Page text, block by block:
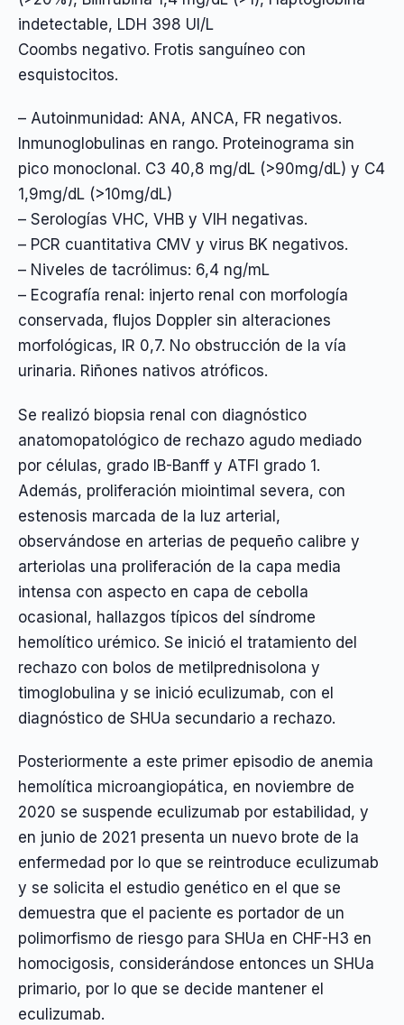
indetectable, LDH 398 UI/L
Coombs negativo. Frotis sanguíneo con
esquistocitos.
– Autoinmunidad: ANA, ANCA, FR negativos.
Inmunoglobulinas en rango. Proteinograma sin
pico monoclonal. C3 40,8 mg/dL (>90mg/dL) y C4
1,9mg/dL (>10mg/dL)
– Serologías VHC, VHB y VIH negativas.
– PCR cuantitativa CMV y virus BK negativos.
– Niveles de tacrólimus: 6,4 ng/mL
– Ecografía renal: injerto renal con morfología
conservada, flujos Doppler sin alteraciones
morfológicas, IR 0,7. No obstrucción de la vía
urinaria. Riñones nativos atróficos.
Se realizó biopsia renal con diagnóstico
anatomopatológico de rechazo agudo mediado
por células, grado IB-Banff y ATFI grado 1.
Además, proliferación miointimal severa, con
estenosis marcada de la luz arterial,
observándose en arterias de pequeño calibre y
arteriolas una proliferación de la capa media
intensa con aspecto en capa de cebolla
ocasional, hallazgos típicos del síndrome
hemolítico urémico. Se inició el tratamiento del
rechazo con bolos de metilprednisolona y
timoglobulina y se inició eculizumab, con el
diagnóstico de SHUa secundario a rechazo.
Posteriormente a este primer episodio de anemia
hemolítica microangiopática, en noviembre de
2020 se suspende eculizumab por estabilidad, y
en junio de 2021 presenta un nuevo brote de la
enfermedad por lo que se reintroduce eculizumab
y se solicita el estudio genético en el que se
demuestra que el paciente es portador de un
polimorfismo de riesgo para SHUa en CHF-H3 en
homocigosis, considerándose entonces un SHUa
primario, por lo que se decide mantener el
eculizumab.